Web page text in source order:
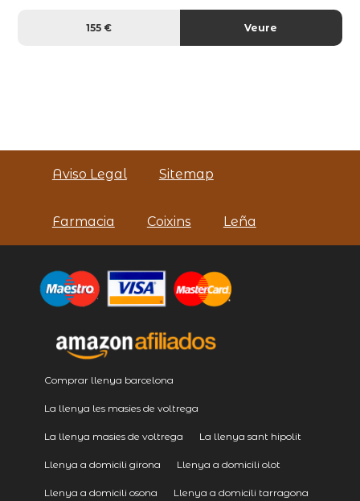
155 € Veure
Aviso Legal Sitemap
Farmacia Coixins Leña
Comprar llenya barcelona
La llenya les masies de voltrega
La llenya masies de voltrega La llenya sant hipolit
Llenya a domicili girona Llenya a domicili olot
Llenya a domicili osona Llenya a domicili tarragona